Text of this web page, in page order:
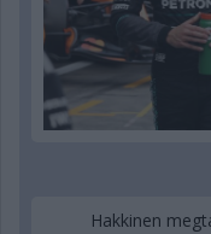
Hakkinen